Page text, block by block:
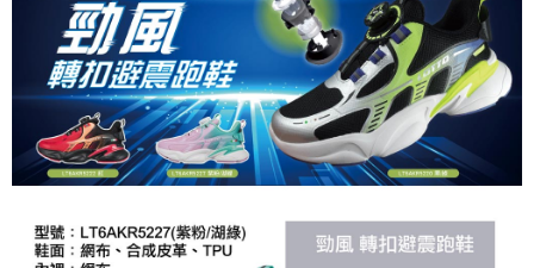
３．未成年的使用者請事先徵得法定代理人或監護人之同意方可使用
「AFTEE先享後付」，若未經同意申辦者引起之損失，本公司不負相關責
任。
４．使用「AFTEE先享後付」時，將依據個別帳號之用戶狀況，依本公司即
時審查核予不同之上限額度；若仍有額度不足之情形，本公司將視審查結果
請求用戶進行身份認證。
５．嚴禁一人註冊多個帳號或使用他人資訊註冊。若發現惡意使用之情形，
恩沛科技股份有限公司將有權停止該用戶之使用額度並採取法律行動。